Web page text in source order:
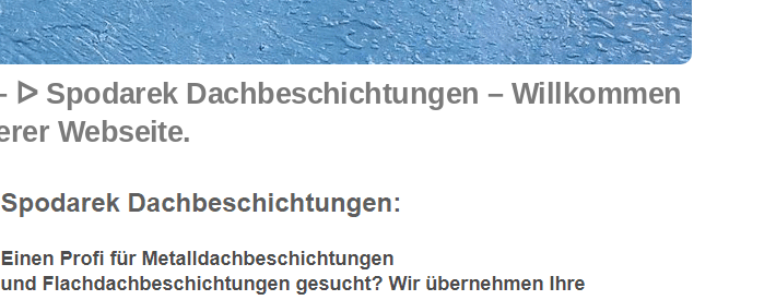
ᐅ Spodarek Dachbeschichtungen – Willkommen
Webseite.